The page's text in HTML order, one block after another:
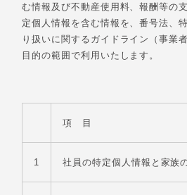
む情報及び不動産使用料、報酬等の
定個人情報を含む情報を、番号法、
り扱いに関するガイドライン（事業
目的の範囲で利用いたします。
項 目
1 社員の特定個人情報と家族